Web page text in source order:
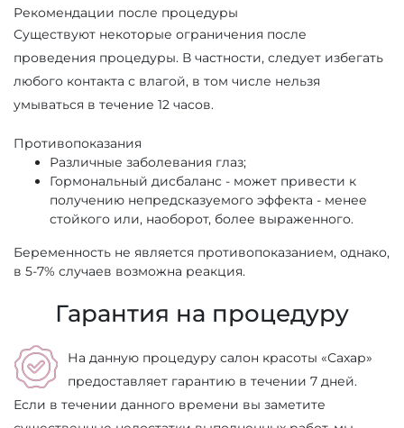
Рекомендации после процедуры
Существуют некоторые ограничения после
проведения процедуры. В частности, следует избегать
любого контакта с влагой, в том числе нельзя
умываться в течение 12 часов.
Противопоказания
Различные заболевания глаз;
Гормональный дисбаланс - может привести к
получению непредсказуемого эффекта - менее
стойкого или, наоборот, более выраженного.
Беременность не является противопоказанием, однако,
в 5-7% случаев возможна реакция.
Гарантия на процедуру
На данную процедуру салон красоты «Сахар»
предоставляет гарантию в течении 7 дней.
Если в течении данного времени вы заметите